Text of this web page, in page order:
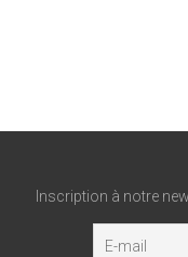
Inscription à notre